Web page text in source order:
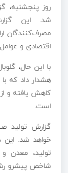
روز پنجشنبه،
شد. این
مصرف‌کنندگان
اقتصادی و
هشدار داد که
است.
گزارش تولید
خواهد شد. این
تولید، معدن
شاخص پیشرو